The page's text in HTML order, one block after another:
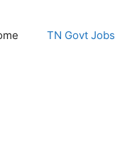
TN Govt Jobs